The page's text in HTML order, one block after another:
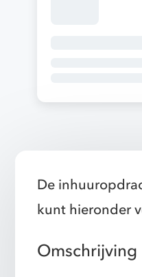
De
kunt hieronder
Omschrijving